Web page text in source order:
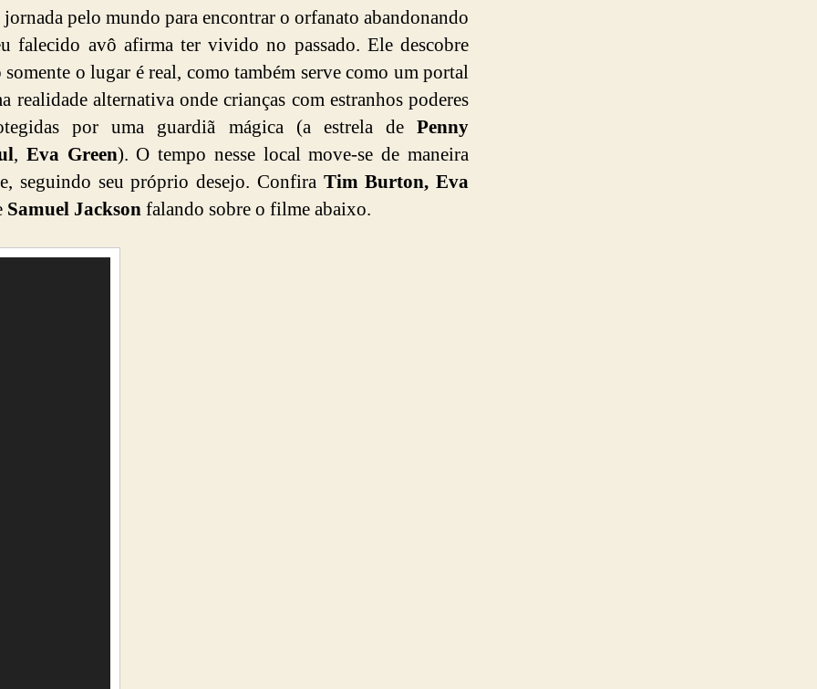
jornada pelo mundo para encontrar o orfanato abandonando
falecido avô afirma ter vivido no passado. Ele descobre
somente o lugar é real, como também serve como um portal
realidade alternativa onde crianças com estranhos poderes
por uma guardiã mágica (a estrela de Penny
, Eva Green). O tempo nesse local move-se de maneira
seguindo seu próprio desejo. Confira Tim Burton, Eva
Samuel Jacksonfalando sobre o filme abaixo.